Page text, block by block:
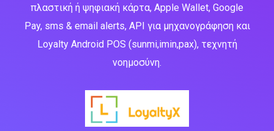
πλαστική ή ψηφιακή κάρτα, Apple Wallet, Google
Pay, sms & email alerts, API για μηχανογράφηση και
Loyalty Android POS (sunmi,imin,pax), τεχνητή
νοημοσύνη.